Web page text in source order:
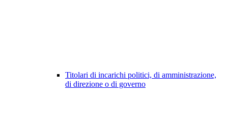
Titolari di incarichi politici, di amministrazione,
di direzione o di governo